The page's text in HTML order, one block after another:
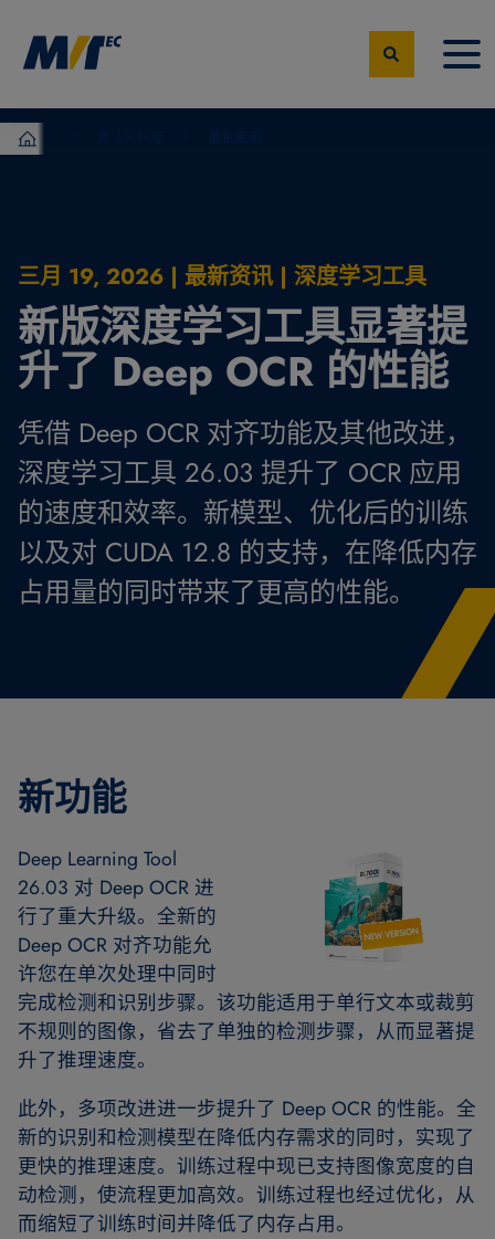
MVTec Software – 机器视觉专家
三月 19, 2026 | 最新资讯 | 深度学习工具
新版深度学习工具显著提
升了 Deep OCR 的性能
凭借 Deep OCR 对齐功能及其他改进，
深度学习工具 26.03 提升了 OCR 应用
的速度和效率。新模型、优化后的训练
以及对 CUDA 12.8 的支持，在降低内存
占用量的同时带来了更高的性能。
新功能
Deep Learning Tool
26.03 对 Deep OCR 进
行了重大升级。全新的
Deep OCR 对齐功能允
许您在单次处理中同时
完成检测和识别步骤。该功能适用于单行文本或裁剪
不规则的图像，省去了单独的检测步骤，从而显著提
升了推理速度。
此外，多项改进进一步提升了 Deep OCR 的性能。全
新的识别和检测模型在降低内存需求的同时，实现了
更快的推理速度。训练过程中现已支持图像宽度的自
动检测，使流程更加高效。训练过程也经过优化，从
而缩短了训练时间并降低了内存占用。